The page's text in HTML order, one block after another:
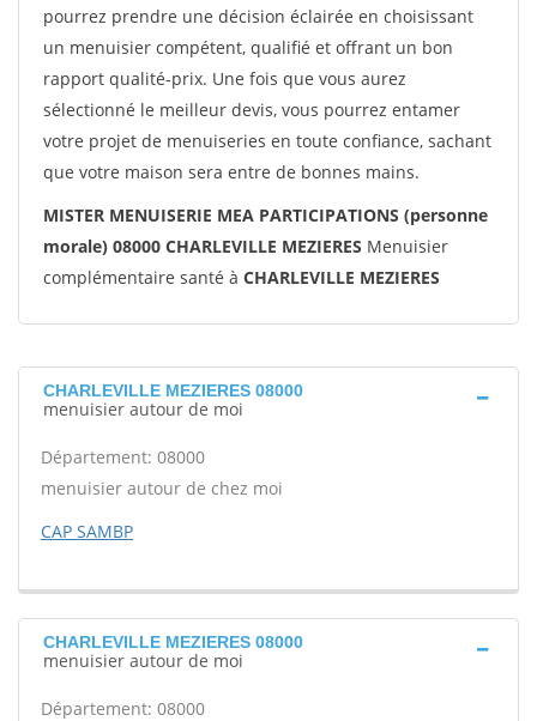
pourrez prendre une décision éclairée en choisissant
un menuisier compétent, qualifié et offrant un bon
rapport qualité-prix. Une fois que vous aurez
sélectionné le meilleur devis, vous pourrez entamer
votre projet de menuiseries en toute confiance, sachant
que votre maison sera entre de bonnes mains.
MISTER MENUISERIE MEA PARTICIPATIONS (personne
morale) 08000 CHARLEVILLE MEZIERES Menuisier
complémentaire santé à CHARLEVILLE MEZIERES
CHARLEVILLE MEZIERES 08000
menuisier autour de moi
Département: 08000
menuisier autour de chez moi
CAP SAMBP
CHARLEVILLE MEZIERES 08000
menuisier autour de moi
Département: 08000